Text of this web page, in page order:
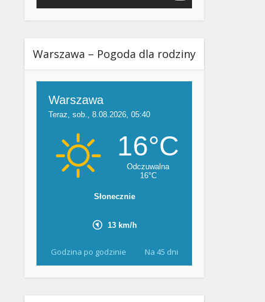
Warszawa – Pogoda dla rodziny
Godzina po godzinie Na 45 dni